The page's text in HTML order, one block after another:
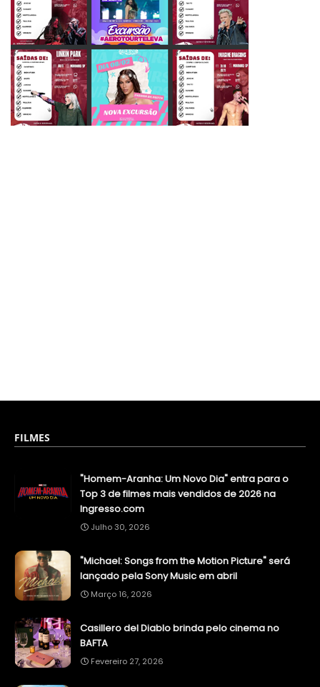
FILMES
"Homem-Aranha: Um Novo Dia" entra para o
Top 3 de filmes mais vendidos de 2026 na
Ingresso.com
Julho 30, 2026
"Michael: Songs from the Motion Picture" será
lançado pela Sony Music em abril
Março 16, 2026
Casillero del Diablo brinda pelo cinema no
BAFTA
Fevereiro 27, 2026